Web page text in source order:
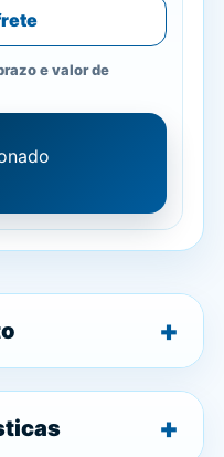
e valor de